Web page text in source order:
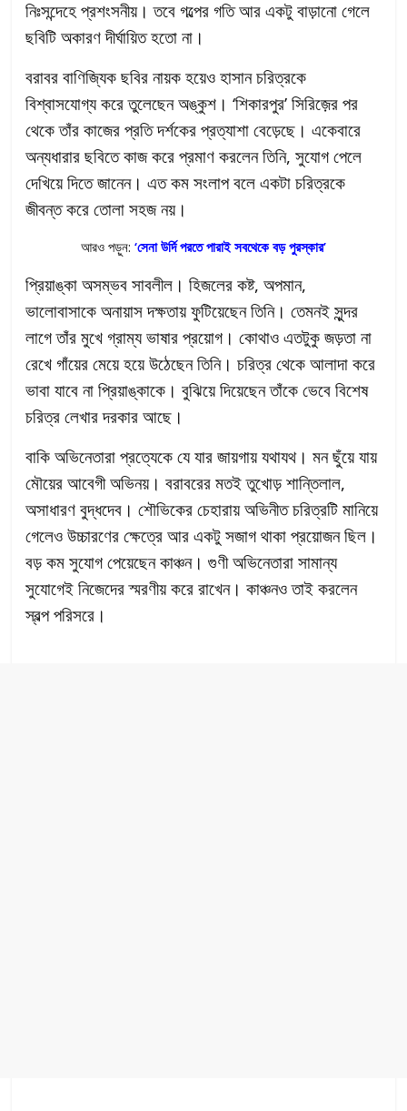
নিঃসন্দেহে প্রশংসনীয়। তবে গল্পের গতি আর একটু বাড়ানো গেলে
ছবিটি অকারণ দীর্ঘায়িত হতো না।
বরাবর বাণিজ্যিক ছবির নায়ক হয়েও হাসান চরিত্রকে
বিশ্বাসযোগ্য করে তুলেছেন অঙ্কুশ। ‘শিকারপুর’ সিরিজ়ের পর
থেকে তাঁর কাজের প্রতি দর্শকের প্রত্যাশা বেড়েছে। একেবারে
অন্যধারার ছবিতে কাজ করে প্রমাণ করলেন তিনি, সুযোগ পেলে
দেখিয়ে দিতে জানেন। এত কম সংলাপ বলে একটা চরিত্রকে
জীবন্ত করে তোলা সহজ নয়।
আরও পড়ুন: ‘সেনা উর্দি পরতে পারাই সবথেকে বড় পুরস্কার’
প্রিয়াঙ্কা অসম্ভব সাবলীল। হিজলের কষ্ট, অপমান,
ভালোবাসাকে অনায়াস দক্ষতায় ফুটিয়েছেন তিনি। তেমনই সুন্দর
লাগে তাঁর মুখে গ্রাম্য ভাষার প্রয়োগ। কোথাও এতটুকু জড়তা না
রেখে গাঁয়ের মেয়ে হয়ে উঠেছেন তিনি। চরিত্র থেকে আলাদা করে
ভাবা যাবে না প্রিয়াঙ্কাকে। বুঝিয়ে দিয়েছেন তাঁকে ভেবে বিশেষ
চরিত্র লেখার দরকার আছে।
বাকি অভিনেতারা প্রত্যেকে যে যার জায়গায় যথাযথ। মন ছুঁয়ে যায়
মৌয়ের আবেগী অভিনয়। বরাবরের মতই তুখোড় শান্তিলাল,
অসাধারণ বুদ্ধদেব। শৌভিকের চেহারায় অভিনীত চরিত্রটি মানিয়ে
গেলেও উচ্চারণের ক্ষেত্রে আর একটু সজাগ থাকা প্রয়োজন ছিল।
বড় কম সুযোগ পেয়েছেন কাঞ্চন। গুণী অভিনেতারা সামান্য
সুযোগেই নিজেদের স্মরণীয় করে রাখেন। কাঞ্চনও তাই করলেন
স্বল্প পরিসরে।